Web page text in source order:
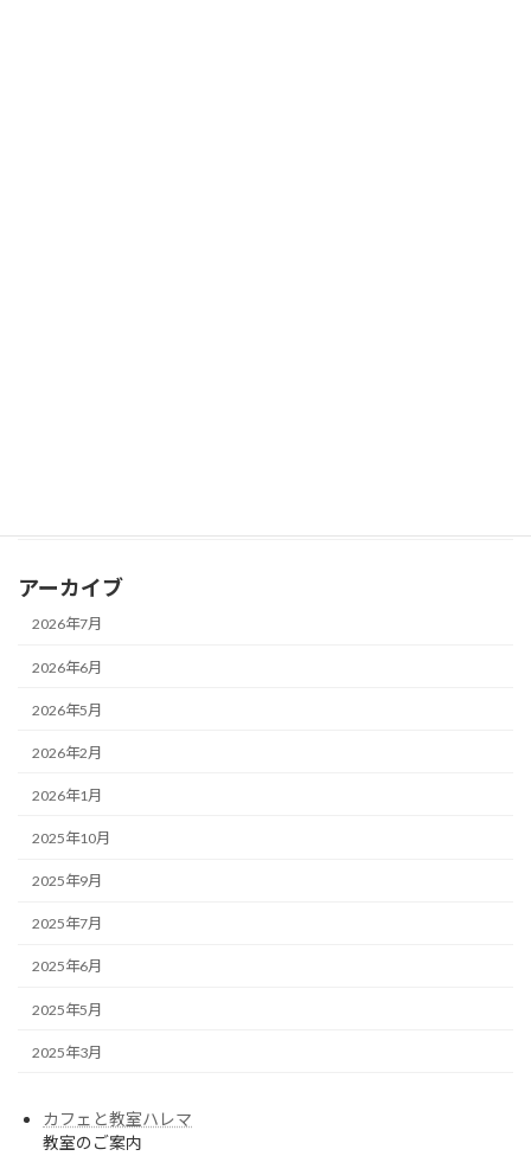
アーカイブ
2026年7月
2026年6月
2026年5月
2026年2月
2026年1月
2025年10月
2025年9月
2025年7月
2025年6月
2025年5月
2025年3月
カフェと教室ハレマ
教室のご案内